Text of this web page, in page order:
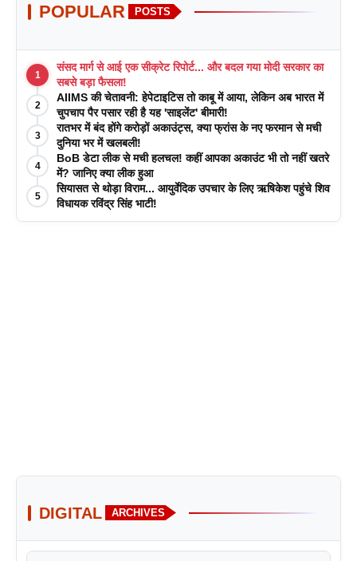
POPULAR POSTS
1
संसद मार्ग से आई एक सीक्रेट रिपोर्ट... और बदल गया मोदी सरकार का
सबसे बड़ा फैसला!
2
AIIMS की चेतावनी: हेपेटाइटिस तो काबू में आया, लेकिन अब भारत में
चुपचाप पैर पसार रही है यह 'साइलेंट' बीमारी!
3
रातभर में बंद होंगे करोड़ों अकाउंट्स, क्या फ्रांस के नए फरमान से मची
दुनिया भर में खलबली!
4
BoB डेटा लीक से मची हलचल! कहीं आपका अकाउंट भी तो नहीं खतरे
में? जानिए क्या लीक हुआ
5
सियासत से थोड़ा विराम... आयुर्वेदिक उपचार के लिए ऋषिकेश पहुंचे शिव
विधायक रविंद्र सिंह भाटी!
DIGITAL ARCHIVES